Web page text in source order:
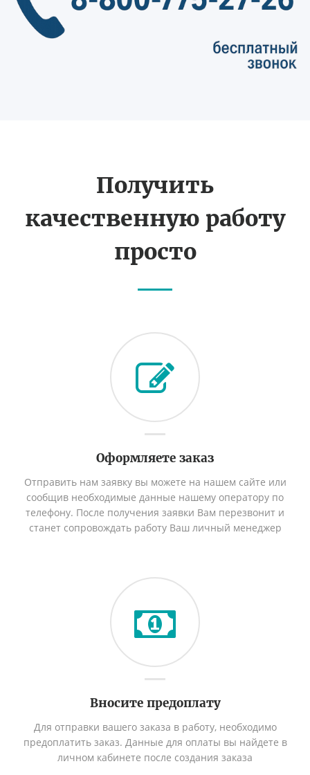
Получить
качественную работу
просто
Оформляете заказ
Отправить нам заявку вы можете на нашем сайте или
сообщив необходимые данные нашему оператору по
телефону. После получения заявки Вам перезвонит и
станет сопровождать работу Ваш личный менеджер
Вносите предоплату
Для отправки вашего заказа в работу, необходимо
предоплатить заказ. Данные для оплаты вы найдете в
личном кабинете после создания заказа